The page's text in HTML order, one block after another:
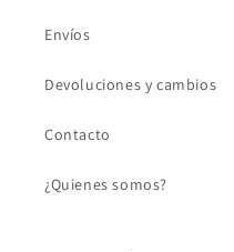
Envíos
Devoluciones y cambios
Contacto
¿Quienes somos?